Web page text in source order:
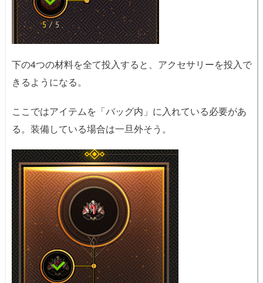
下の4つの材料を全て投入すると、アクセサリーを投入で
きるようになる。
ここではアイテムを「バッグ内」に入れている必要があ
る。装備している場合は一旦外そう。